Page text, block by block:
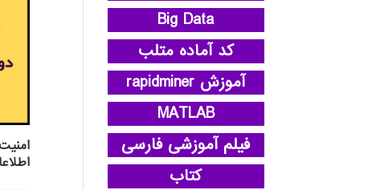
Big Data
کد آماده متلب
آموزش rapidminer
MATLAB
فیلم آموزشی فارسی
کتاب